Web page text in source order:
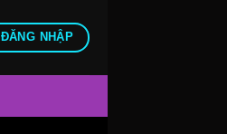
ĐĂNG NHẬP